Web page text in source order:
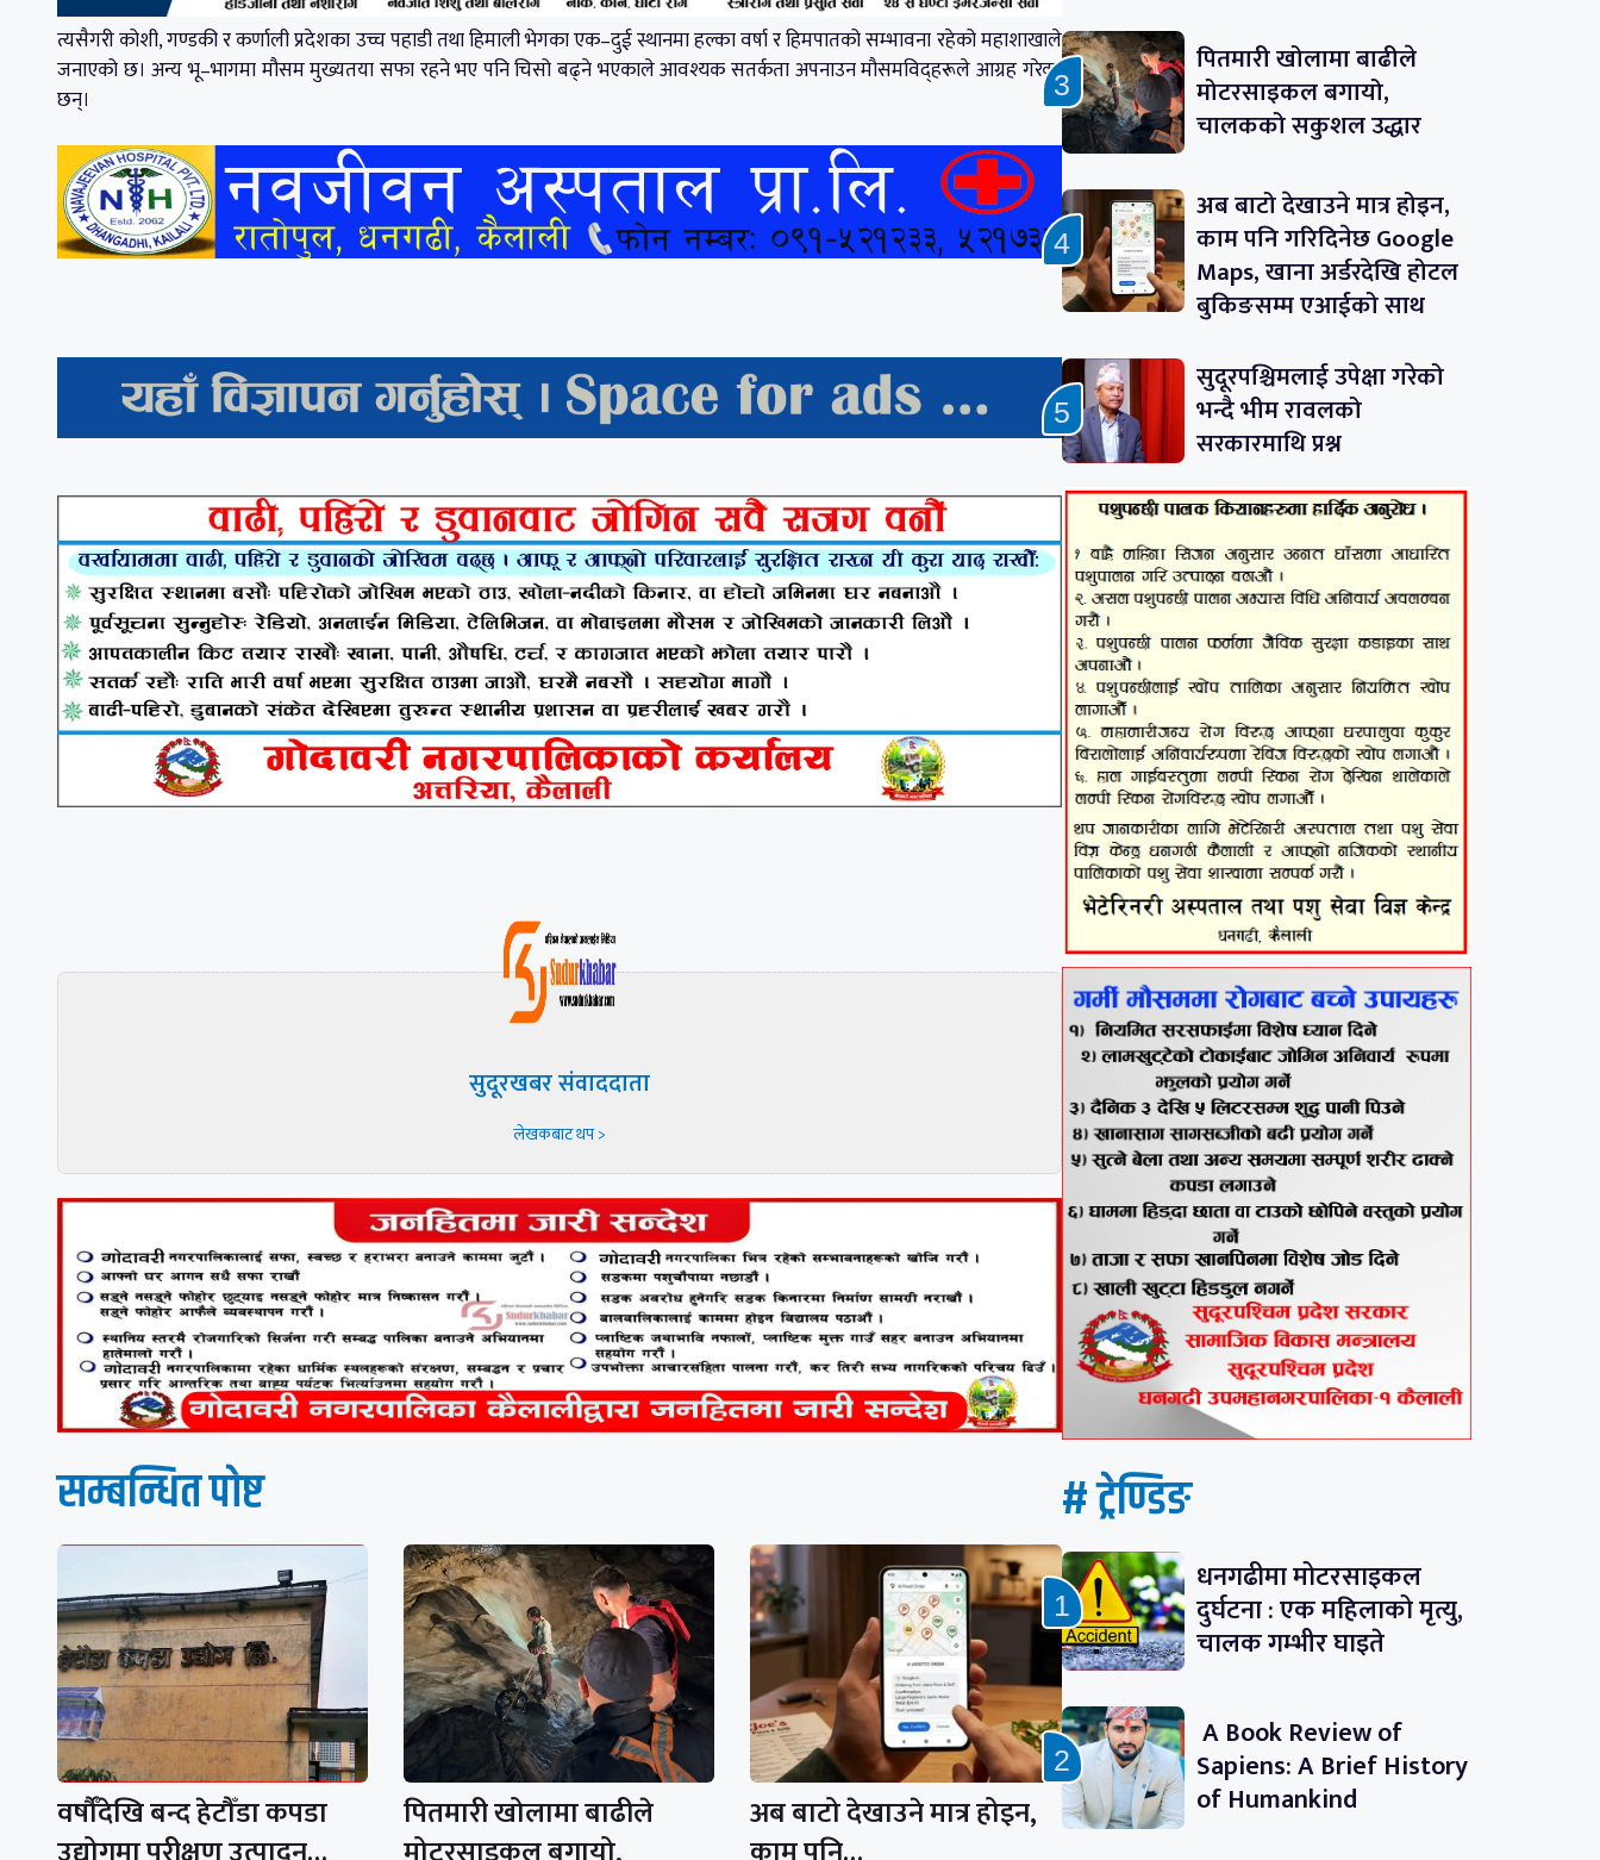
त्यसैगरी कोशी, गण्डकी र कर्णाली प्रदेशका उच्च पहाडी तथा हिमाली भेगका एक–दुई स्थानमा हल्का वर्षा र हिमपातको सम्भावना रहेको महाशाखाले
जनाएको छ। अन्य भू–भागमा मौसम मुख्यतया सफा रहने भए पनि चिसो बढ्ने भएकाले आवश्यक सतर्कता अपनाउन मौसमविद्हरूले आग्रह गरेका
छन्।
सुदूरखबर संवाददाता
लेखकबाट थप >
सम्बन्धित पाेष्ट
वर्षौँदेखि बन्द हेटौँडा कपडा
पितमारी खोलामा बाढीले
अब बाटो देखाउने मात्र होइन,
पितमारी खोलामा बाढीले
मोटरसाइकल बगायो,
चालकको सकुशल उद्धार
अब बाटो देखाउने मात्र होइन,
काम पनि गरिदिनेछ Google
Maps, खाना अर्डरदेखि होटल
बुकिङसम्म एआईको साथ
सुदूरपश्चिमलाई उपेक्षा गरेको
भन्दै भीम रावलको
सरकारमाथि प्रश्न
# ट्रेण्डिङ
धनगढीमा मोटरसाइकल
दुर्घटना : एक महिलाको मृत्यु,
चालक गम्भीर घाइते
A Book Review of
Sapiens: A Brief History
of Humankind